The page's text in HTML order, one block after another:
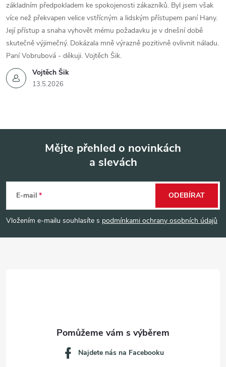
Vojtěch Šik
13.5.2026
základním předpokladem ke spokojenosti zákazníků. Byl jsem však
více než překvapen velice vstřícným a lidským přístupem paní Hany.
Její přístup a snaha vyhovět mému požadavku je v dnešní době
skutečně výjimečný. Dokázala mně výrazně pozitivně ovlivnit náladu.
Paní Vobrubová - děkuji. Vojtěch Šik.
p
Mějte přehled o novinkách
a slevách
E-mail
Vložením e-mailu souhlasíte s podmínkami ochrany osobních údajů
ODEBÍRAT
Najdete nás na Facebooku